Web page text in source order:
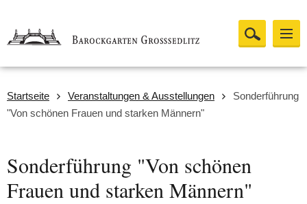
Startseite Veranstaltungen & Ausstellungen
Sonderführung
"Von schönen Frauen und starken Männern"
Sonderführung "Von schönen
Frauen und starken Männern"